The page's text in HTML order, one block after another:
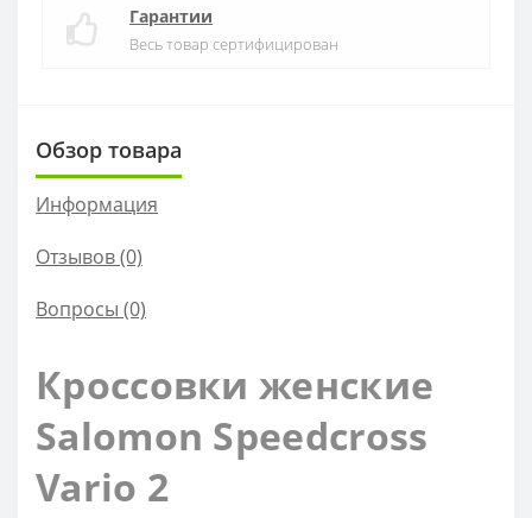
Гарантии
Весь товар сертифицирован
Обзор товара
Информация
Отзывов (0)
Вопросы (0)
Кроссовки женские
Salomon Speedcross
Vario 2